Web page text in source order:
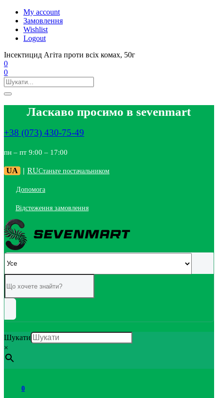
My account
Замовлення
Wishlist
Logout
Інсектицид Агіта проти всіх комах, 50г
0
0
Ласкаво просимо в sevenmart
+38 (073) 430-75-49
пн – пт 9:00 – 17:00
UA | RUСтаньте постачальником
Допомога
Відстеження замовлення
Шукати
×
0